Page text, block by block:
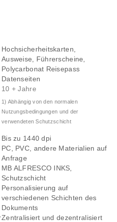
Hochsicherheitskarten,
Ausweise, Führerscheine,
Polycarbonat Reisepass
Datenseiten
10 + Jahre
1) Abhängig von den normalen
Nutzungsbedingungen und der
verwendeten Schutzschicht
Bis zu 1440 dpi
PC, PVC, andere Materialien auf
Anfrage
MB ALFRESCO INKS,
Schutzschicht
Personalisierung auf
verschiedenen Schichten des
Dokuments
Zentralisiert und dezentralisiert